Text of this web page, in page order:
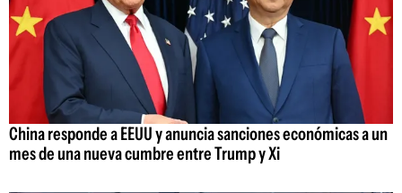
China responde a EEUU y anuncia sanciones económicas a un
mes de una nueva cumbre entre Trump y Xi